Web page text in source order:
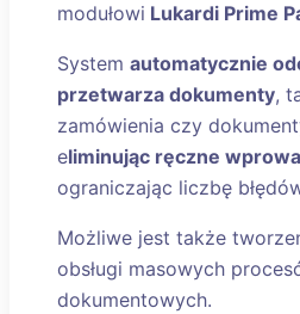
modułowi Lukardi Prime
System automatycznie
przetwarza dokumenty,
zamówienia czy
eliminując ręczne
ograniczając liczbę
Możliwe jest także
obsługi masowych
dokumentowych.